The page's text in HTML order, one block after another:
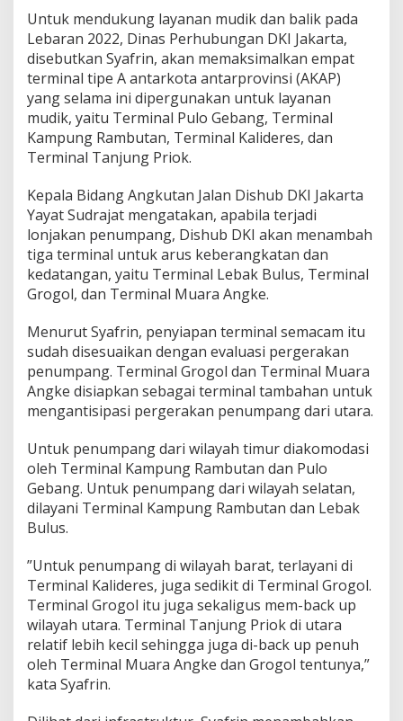
d
i
k
Untuk mendukung layanan mudik dan balik pada
Lebaran 2022, Dinas Perhubungan DKI Jakarta,
disebutkan Syafrin, akan memaksimalkan empat
terminal tipe A antarkota antarprovinsi (AKAP)
yang selama ini dipergunakan untuk layanan
mudik, yaitu Terminal Pulo Gebang, Terminal
Kampung Rambutan, Terminal Kalideres, dan
Terminal Tanjung Priok.
Kepala Bidang Angkutan Jalan Dishub DKI Jakarta
Yayat Sudrajat mengatakan, apabila terjadi
lonjakan penumpang, Dishub DKI akan menambah
tiga terminal untuk arus keberangkatan dan
kedatangan, yaitu Terminal Lebak Bulus, Terminal
Grogol, dan Terminal Muara Angke.
Menurut Syafrin, penyiapan terminal semacam itu
sudah disesuaikan dengan evaluasi pergerakan
penumpang. Terminal Grogol dan Terminal Muara
Angke disiapkan sebagai terminal tambahan untuk
mengantisipasi pergerakan penumpang dari utara.
Untuk penumpang dari wilayah timur diakomodasi
oleh Terminal Kampung Rambutan dan Pulo
Gebang. Untuk penumpang dari wilayah selatan,
dilayani Terminal Kampung Rambutan dan Lebak
Bulus.
”Untuk penumpang di wilayah barat, terlayani di
Terminal Kalideres, juga sedikit di Terminal Grogol.
Terminal Grogol itu juga sekaligus mem-back up
wilayah utara. Terminal Tanjung Priok di utara
relatif lebih kecil sehingga juga di-back up penuh
oleh Terminal Muara Angke dan Grogol tentunya,”
kata Syafrin.